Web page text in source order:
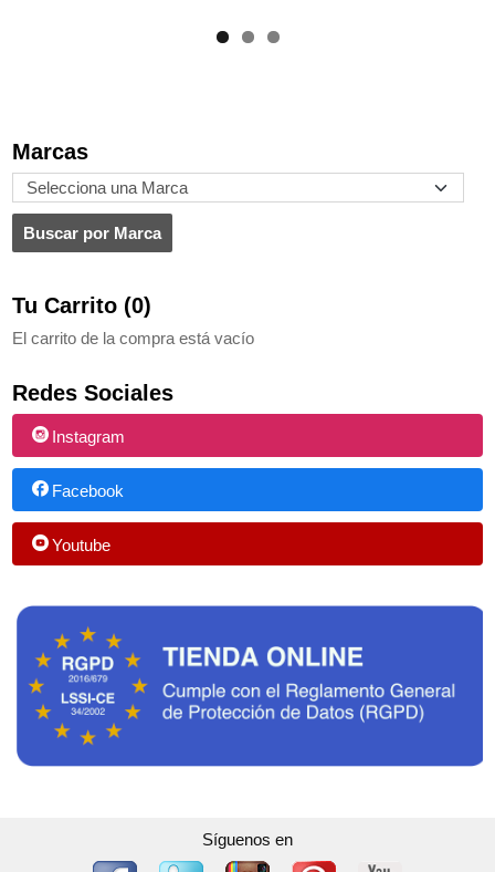
Marcas
Tu Carrito (0)
El carrito de la compra está vacío
Redes Sociales
Instagram
Facebook
Youtube
Síguenos en